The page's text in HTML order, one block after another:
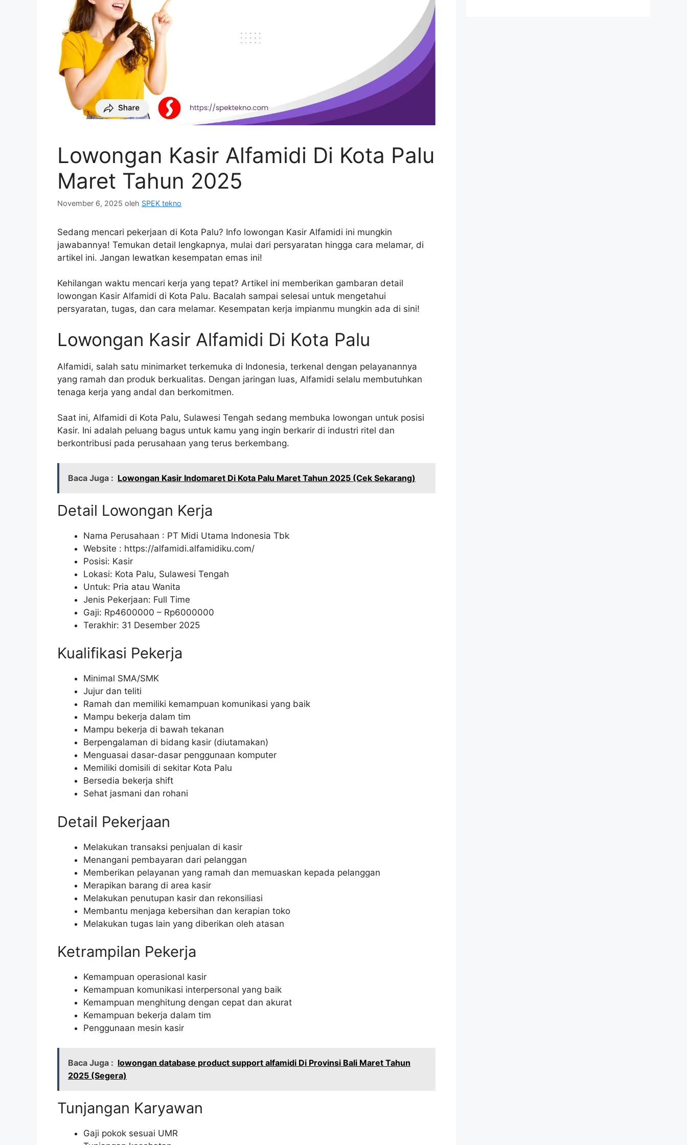
Lowongan Kasir Alfamidi Di Kota Palu
Maret Tahun 2025
November 6, 2025 oleh SPEK tekno
Sedang mencari pekerjaan di Kota Palu? Info lowongan Kasir Alfamidi ini mungkin
jawabannya! Temukan detail lengkapnya, mulai dari persyaratan hingga cara melamar, di
artikel ini. Jangan lewatkan kesempatan emas ini!
Kehilangan waktu mencari kerja yang tepat? Artikel ini memberikan gambaran detail
lowongan Kasir Alfamidi di Kota Palu. Bacalah sampai selesai untuk mengetahui
persyaratan, tugas, dan cara melamar. Kesempatan kerja impianmu mungkin ada di sini!
Lowongan Kasir Alfamidi Di Kota Palu
Alfamidi, salah satu minimarket terkemuka di Indonesia, terkenal dengan pelayanannya
yang ramah dan produk berkualitas. Dengan jaringan luas, Alfamidi selalu membutuhkan
tenaga kerja yang andal dan berkomitmen.
Saat ini, Alfamidi di Kota Palu, Sulawesi Tengah sedang membuka lowongan untuk posisi
Kasir. Ini adalah peluang bagus untuk kamu yang ingin berkarir di industri ritel dan
berkontribusi pada perusahaan yang terus berkembang.
Baca Juga : Lowongan Kasir Indomaret Di Kota Palu Maret Tahun 2025 (Cek Sekarang)
Detail Lowongan Kerja
Nama Perusahaan : PT Midi Utama Indonesia Tbk
Website : https://alfamidi.alfamidiku.com/
Posisi: Kasir
Lokasi: Kota Palu, Sulawesi Tengah
Untuk: Pria atau Wanita
Jenis Pekerjaan: Full Time
Gaji: Rp4600000 – Rp6000000
Terakhir: 31 Desember 2025
Kualifikasi Pekerja
Minimal SMA/SMK
Jujur dan teliti
Ramah dan memiliki kemampuan komunikasi yang baik
Mampu bekerja dalam tim
Mampu bekerja di bawah tekanan
Berpengalaman di bidang kasir (diutamakan)
Menguasai dasar-dasar penggunaan komputer
Memiliki domisili di sekitar Kota Palu
Bersedia bekerja shift
Sehat jasmani dan rohani
Detail Pekerjaan
Melakukan transaksi penjualan di kasir
Menangani pembayaran dari pelanggan
Memberikan pelayanan yang ramah dan memuaskan kepada pelanggan
Merapikan barang di area kasir
Melakukan penutupan kasir dan rekonsiliasi
Membantu menjaga kebersihan dan kerapian toko
Melakukan tugas lain yang diberikan oleh atasan
Ketrampilan Pekerja
Kemampuan operasional kasir
Kemampuan komunikasi interpersonal yang baik
Kemampuan menghitung dengan cepat dan akurat
Kemampuan bekerja dalam tim
Penggunaan mesin kasir
Baca Juga : lowongan database product support alfamidi Di Provinsi Bali Maret Tahun
2025 (Segera)
Tunjangan Karyawan
Gaji pokok sesuai UMR